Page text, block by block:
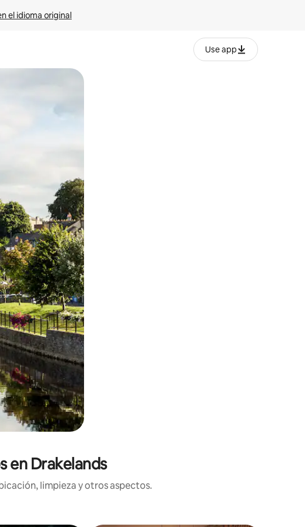
el idioma original
Use app
el tacto o desliza el dedo.
en Drakelands
limpieza y otros aspectos.